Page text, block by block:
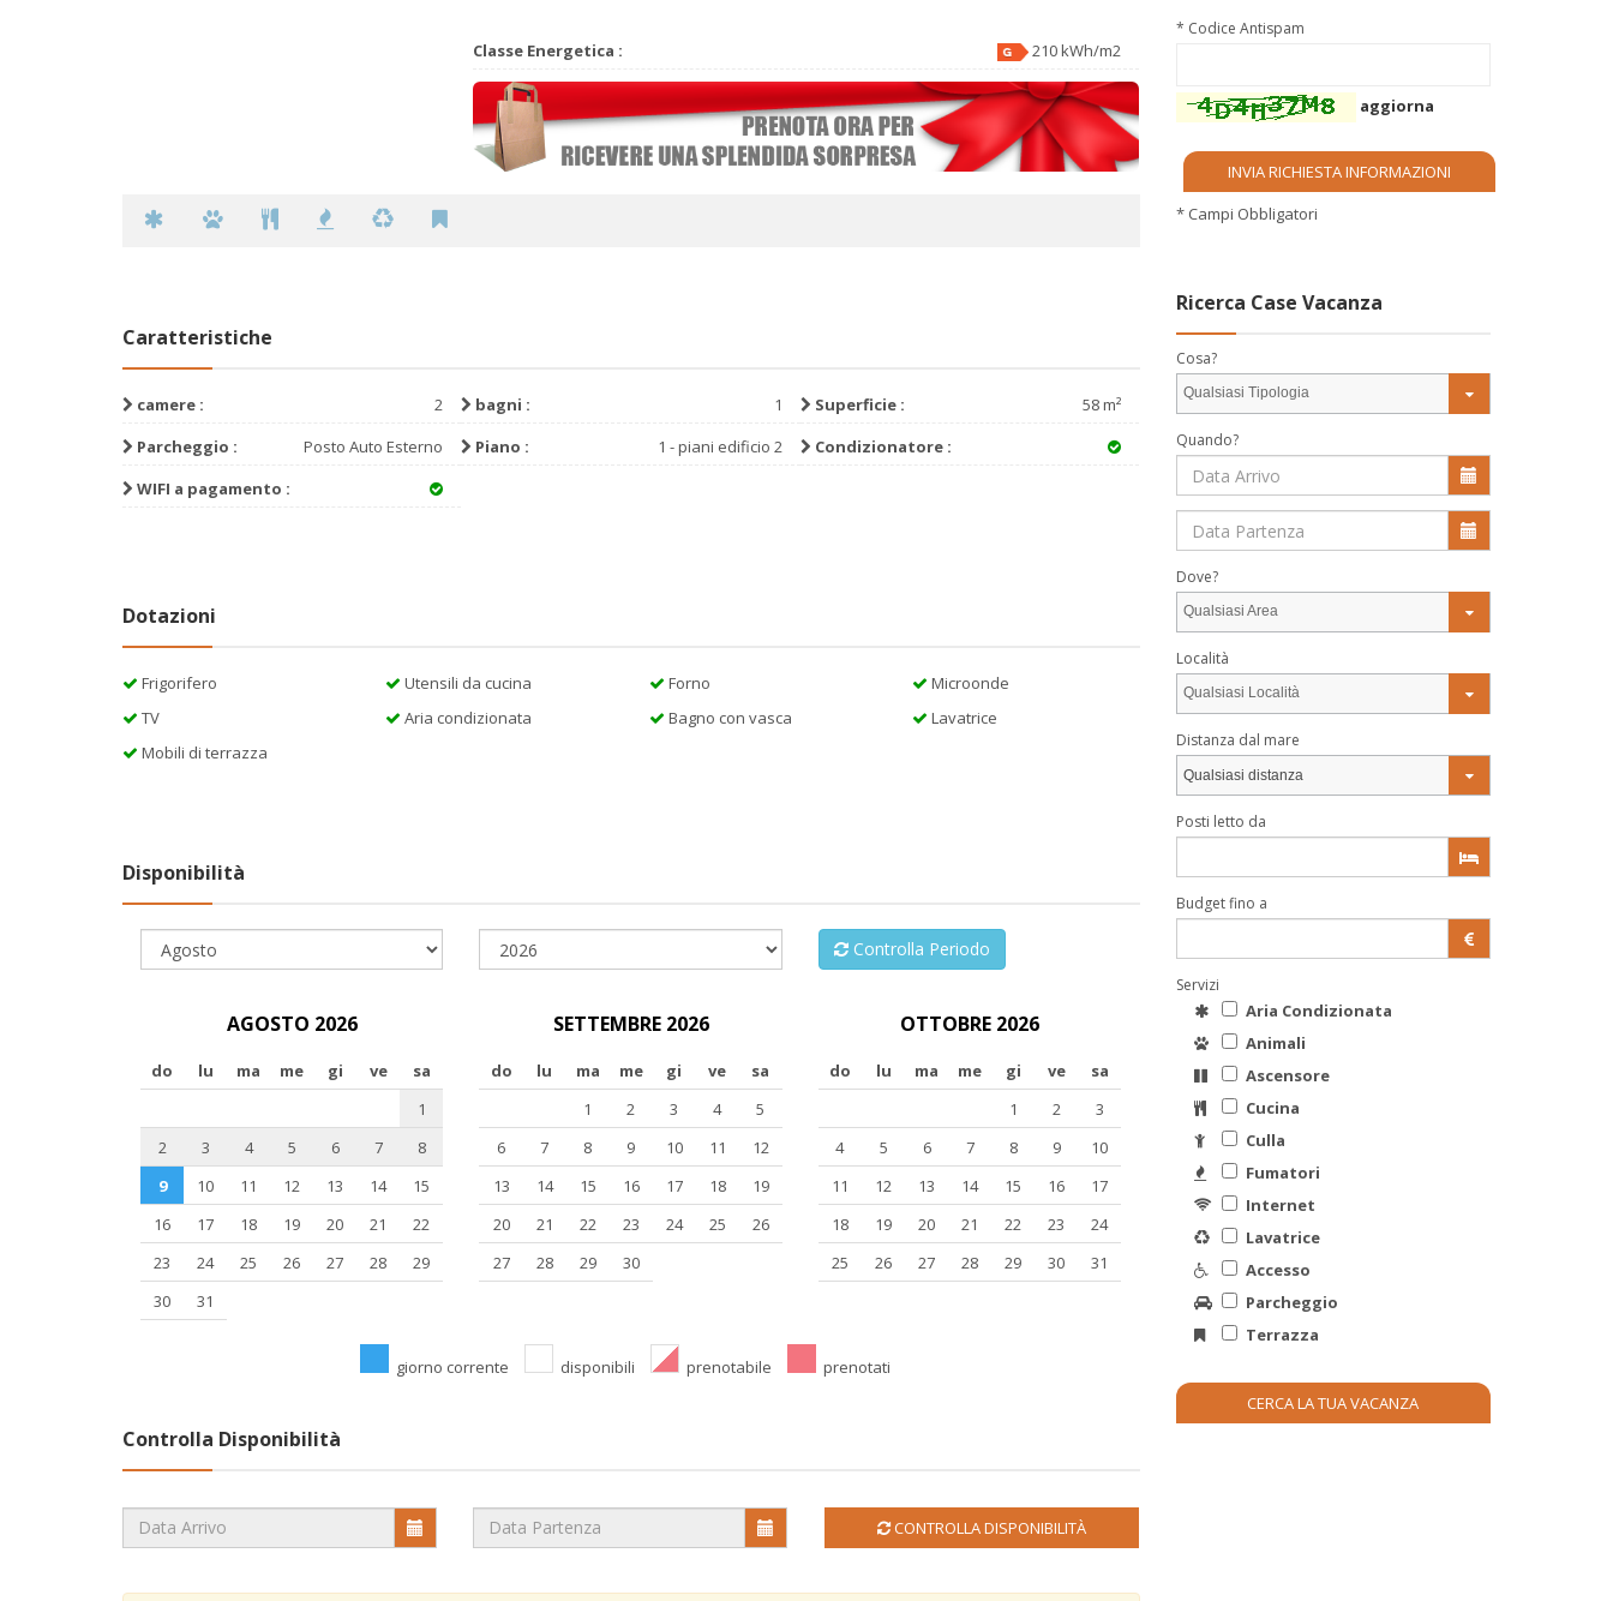
Classe Energetica : 210 kWh/m2
Caratteristiche
camere : 2 bagni : 1 Superficie :
58 m²
Parcheggio :
Posto Auto Esterno Piano : 1 - piani edificio 2
Condizionatore :
WIFI a pagamento :
Dotazioni
Frigorifero Utensili da cucina Forno
Microonde
TV
Aria condizionata Bagno con vasca
Lavatrice
Mobili di terrazza
Disponibilità
Controlla Periodo
AGOSTO 2026
do lu ma me gi ve
sa
1
2
3 4 5 6 7
8
9
10 11 12 13 14
15
16
17 18 19 20 21
22
23
24 25 26 27 28
29
30
31
SETTEMBRE 2026
do lu ma me gi ve
sa
1
2 3 4
5
6
7 8 9 10 11
12
13
14 15 16 17 18
19
20
21 22 23 24 25
26
27
28 29 30
OTTOBRE 2026
do lu ma me gi ve
sa
1
2
3
4
5 6 7 8 9
10
11
12 13 14 15 16
17
18
19 20 21 22 23
24
25
26 27 28 29 30 31
giorno corrente disponibili prenotabile prenotati
Controlla Disponibilità
CONTROLLA DISPONIBILITÀ
* Codice Antispam
aggiorna
* Campi Obbligatori
Ricerca Case Vacanza
Cosa?
Qualsiasi Tipologia
Quando?
Dove?
Qualsiasi Area
Località
Qualsiasi Località
Distanza dal mare
Qualsiasi distanza
Posti letto da
Budget fino a
Servizi
Aria Condizionata
Animali
Ascensore
Cucina
Culla
Fumatori
Internet
Lavatrice
Accesso
Parcheggio
Terrazza